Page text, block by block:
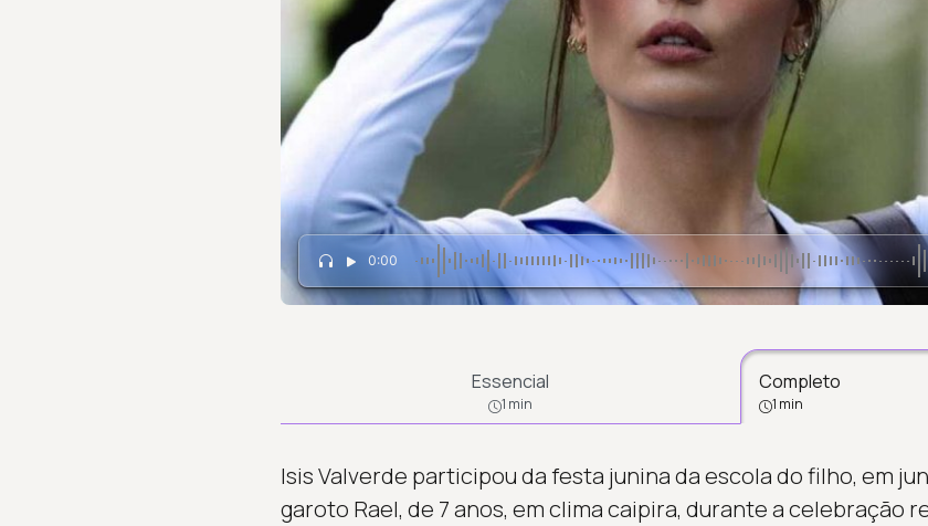
0:00
Essencial
1 min
Completo
1 min
Isis Valverde participou da festa junina da escola do filho, em
garoto Rael, de 7 anos, em clima caipira, durante a celebração